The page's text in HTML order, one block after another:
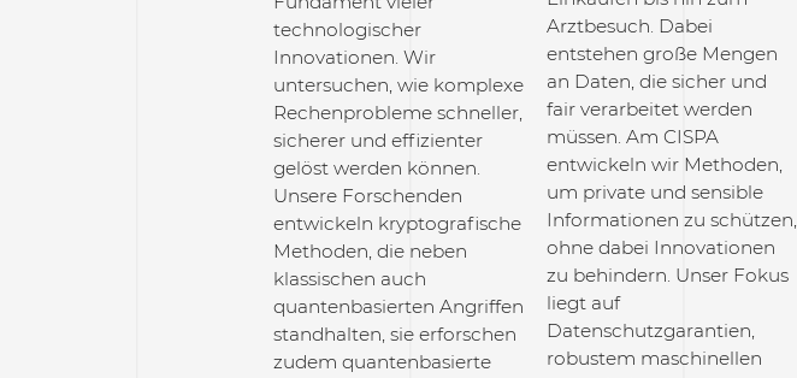
technologischer
Innovationen. Wir
untersuchen, wie komplexe
Rechenprobleme schneller,
sicherer und effizienter
gelöst werden können.
Unsere Forschenden
entwickeln kryptografische
Methoden, die neben
klassischen auch
quantenbasierten Angriffen
standhalten, sie erforschen
zudem quantenbasierte
Arztbesuch. Dabei
entstehen große Mengen
an Daten, die sicher und
fair verarbeitet werden
müssen. Am CISPA
entwickeln wir Methoden,
um private und sensible
Informationen zu schützen,
ohne dabei Innovationen
zu behindern. Unser Fokus
liegt auf
Datenschutzgarantien,
robustem maschinellen